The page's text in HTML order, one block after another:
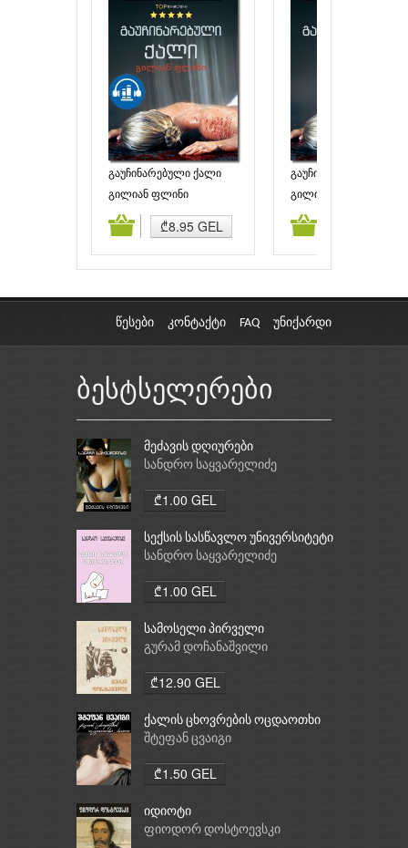
გაუჩინარებული ქალი
გილიან ფლინი
₾8.95 GEL
გაუჩინარებული ქალი
გილიან ფლინი
კალათაში დამატება კალათაში
წესები კონტაქტი FAQ უნიქარდი
ბესტსელერები
მეძავის დღიურები
სანდრო საყვარელიძე
₾1.00 GEL
სექსის სასწავლო უნივერსიტეტი
სანდრო საყვარელიძე
₾1.00 GEL
სამოსელი პირველი
გურამ დოჩანაშვილი
₾12.90 GEL
ქალის ცხოვრების ოცდაოთხი
საათი
შტეფან ცვაიგი
₾1.50 GEL
იდიოტი
ფიოდორ დოსტოევსკი